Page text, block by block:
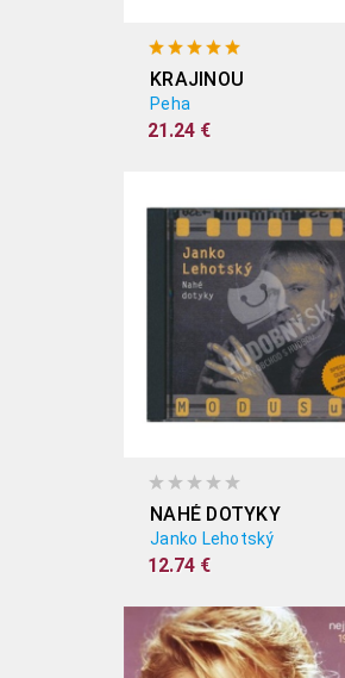
KRAJINOU
Peha
21.24 €
NAHÉ DOTYKY
Janko Lehotský
12.74 €